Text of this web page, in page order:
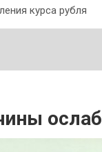
курса рубля